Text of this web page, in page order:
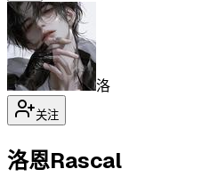
洛
关注
洛恩Rascal